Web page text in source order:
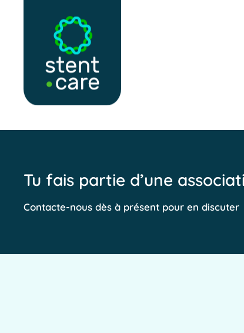
Tu fais partie d’une
Contacte-nous dès à présent pour en discuter